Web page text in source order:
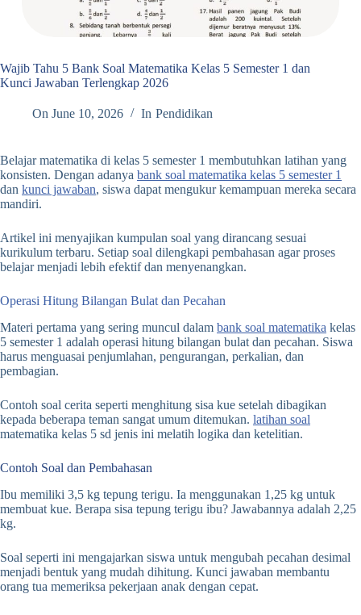
Wajib Tahu 5 Bank Soal Matematika Kelas 5 Semester 1 dan
Kunci Jawaban Terlengkap 2026
On June 10, 2026 In Pendidikan
Belajar matematika di kelas 5 semester 1 membutuhkan latihan yang
konsisten. Dengan adanya bank soal matematika kelas 5 semester 1
dan kunci jawaban, siswa dapat mengukur kemampuan mereka secara
mandiri.
Artikel ini menyajikan kumpulan soal yang dirancang sesuai
kurikulum terbaru. Setiap soal dilengkapi pembahasan agar proses
belajar menjadi lebih efektif dan menyenangkan.
Operasi Hitung Bilangan Bulat dan Pecahan
Materi pertama yang sering muncul dalam bank soal matematika kelas
5 semester 1 adalah operasi hitung bilangan bulat dan pecahan. Siswa
harus menguasai penjumlahan, pengurangan, perkalian, dan
pembagian.
Contoh soal cerita seperti menghitung sisa kue setelah dibagikan
kepada beberapa teman sangat umum ditemukan. latihan soal
matematika kelas 5 sd jenis ini melatih logika dan ketelitian.
Contoh Soal dan Pembahasan
Ibu memiliki 3,5 kg tepung terigu. Ia menggunakan 1,25 kg untuk
membuat kue. Berapa sisa tepung terigu ibu? Jawabannya adalah 2,25
kg.
Soal seperti ini mengajarkan siswa untuk mengubah pecahan desimal
menjadi bentuk yang mudah dihitung. Kunci jawaban membantu
orang tua memeriksa pekerjaan anak dengan cepat.